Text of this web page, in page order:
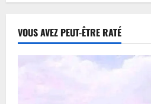
VOUS AVEZ PEUT-ÊTRE RATÉ